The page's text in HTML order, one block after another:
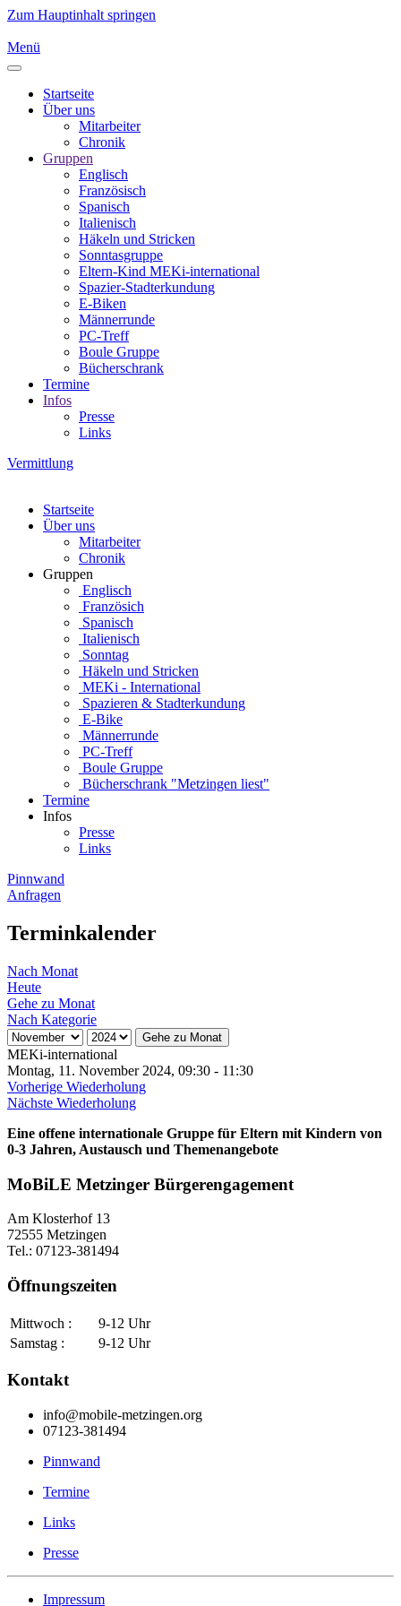
Zum Hauptinhalt springen
Menü
Startseite
Über uns
Mitarbeiter
Chronik
Gruppen
Englisch
Französisch
Spanisch
Italienisch
Häkeln und Stricken
Sonntasgruppe
Eltern-Kind MEKi-international
Spazier-Stadterkundung
E-Biken
Männerrunde
PC-Treff
Boule Gruppe
Bücherschrank
Termine
Infos
Presse
Links
Vermittlung
Startseite
Über uns
Mitarbeiter
Chronik
Gruppen
Englisch
Französich
Spanisch
Italienisch
Sonntag
Häkeln und Stricken
MEKi - International
Spazieren & Stadterkundung
E-Bike
Männerrunde
PC-Treff
Boule Gruppe
Bücherschrank "Metzingen liest"
Termine
Infos
Presse
Links
Pinnwand
Anfragen
Terminkalender
Nach Monat
Heute
Gehe zu Monat
Nach Kategorie
Gehe zu Monat
MEKi-international
Montag, 11. November 2024, 09:30 - 11:30
Vorherige Wiederholung
Nächste Wiederholung
Eine offene internationale Gruppe für Eltern mit Kindern von
0-3 Jahren, Austausch und Themenangebote
MoBiLE Metzinger Bürgerengagement
Am Klosterhof 13
72555 Metzingen
Tel.: 07123-381494
Öffnungszeiten
Mittwoch :
9-12 Uhr
Samstag :
9-12 Uhr
Kontakt
info@mobile-metzingen.org
07123-381494
Pinnwand
Termine
Links
Presse
Impressum